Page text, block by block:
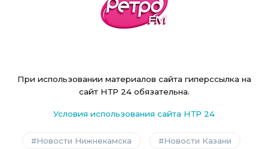
При использовании материалов сайта гиперссылка на
сайт НТР 24 обязательна.
Условия использования сайта НТР 24
Новости Нижнекамска Новости Казани